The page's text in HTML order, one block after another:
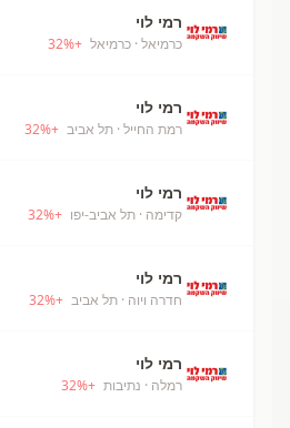
רמי לוי
כרמיאל · כרמיאל +
32%
רמי לוי
רמת החייל · תל אביב +
32%
רמי לוי
קדימה · תל אביב-יפו +
32%
רמי לוי
חדרה ויוה · תל אביב +
32%
רמי לוי
רמלה · נתיבות +
32%